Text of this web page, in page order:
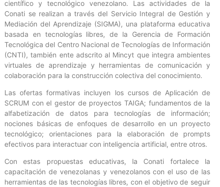
científico y tecnológico venezolano. Las actividades de la
Conati se realizan a través del Servicio Integral de Gestión y
Mediación del Aprendizaje (SIGMA), una plataforma educativa
basada en tecnologías libres, de la Gerencia de Formación
Tecnológica del Centro Nacional de Tecnologías de Información
(CNTI), también ente adscrito al Mincyt que integra ambientes
virtuales de aprendizaje y herramientas de comunicación y
colaboración para la construcción colectiva del conocimiento.
Las ofertas formativas incluyen los cursos de Aplicación de
SCRUM con el gestor de proyectos TAIGA; fundamentos de la
alfabetización de datos para tecnologías de información;
nociones básicas de enfoques de desarrollo en un proyecto
tecnológico; orientaciones para la elaboración de prompts
efectivos para interactuar con inteligencia artificial, entre otros.
Con estas propuestas educativas, la Conati fortalece la
capacitación de venezolanas y venezolanos con el uso de las
herramientas de las tecnologías libres, con el objetivo de seguir